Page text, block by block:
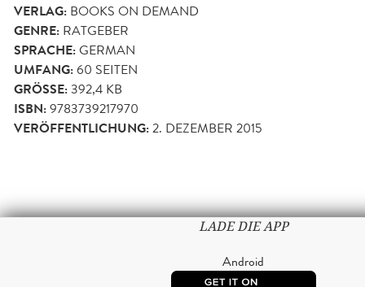
VERLAG: BOOKS ON DEMAND
GENRE: RATGEBER
SPRACHE:GERMAN
UMFANG:60 SEITEN
GRÖSSE: 392,4 KB
ISBN:9783739217970
VERÖFFENTLICHUNG:2. DEZEMBER 2015
LADE DIE APP
Android